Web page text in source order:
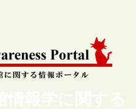
情報学に関する